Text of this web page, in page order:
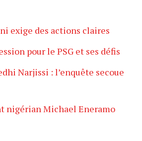
exige des actions claires
pour le PSG et ses défis
Narjissi : l’enquête secoue
nigérian Michael Eneramo